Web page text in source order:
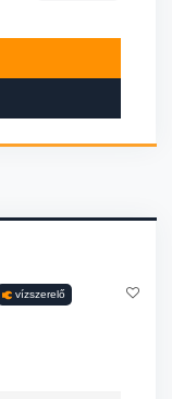
vízszerelő